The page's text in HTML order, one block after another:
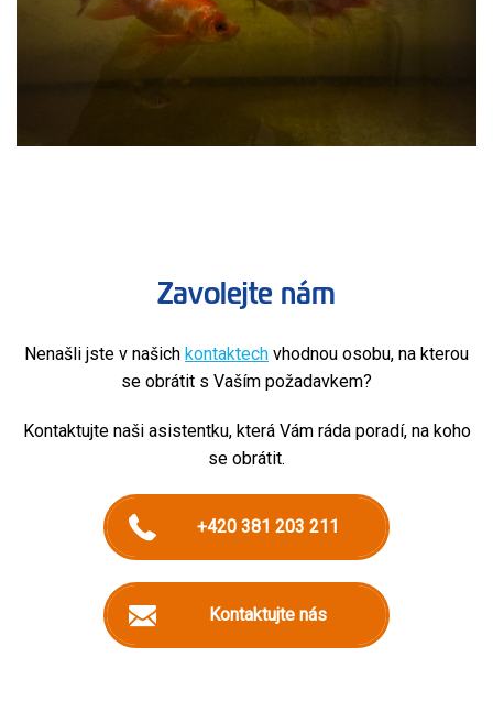
Zavolejte nám
Nenašli jste v našich kontaktech vhodnou osobu, na kterou
se obrátit s Vaším požadavkem?
Kontaktujte naši asistentku, která Vám ráda poradí, na koho
se obrátit.
+420 381 203 211
Kontaktujte nás